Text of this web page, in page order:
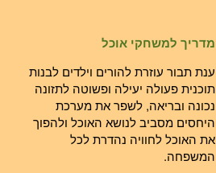
מדריך למשחקי אוכל
ענת תבור עוזרת להורים וילדים לבנות
תוכנית פעולה יעילה ופשוטה לתזונה
נכונה ובריאה, לשפר את מערכת
היחסים מסביב לנושא האוכל ולהפוך
את האוכל לחוויה נהדרת לכל
המשפחה.